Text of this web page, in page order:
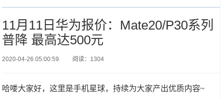
11月11日华为报价：Mate20/P30系列
普降 最高达500元
2020-04-26 05:00:59 阅读：1304
哈喽大家好，这里是手机星球，持续为大家产出优质内容~